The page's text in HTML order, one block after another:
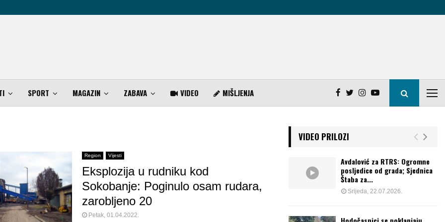
SPORT MAGAZIN ZABAVA VIDEO MIŠLJENJA
Region Vijesti
Eksplozija u rudniku kod
Sokobanje: Poginulo osam rudara,
zarobljeno 20
Petak, 01.04.2022.
VIDEO PRILOZI
Avdalović za RTRS: Ogromne
posljedice od grada; Sjednica
Štaba za...
Srijeda, 22.07.2026.